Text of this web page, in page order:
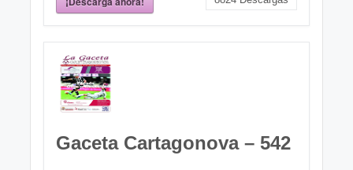
Gaceta Cartagonova – 542